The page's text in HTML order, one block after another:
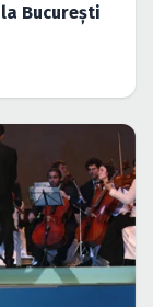
Bucureşti